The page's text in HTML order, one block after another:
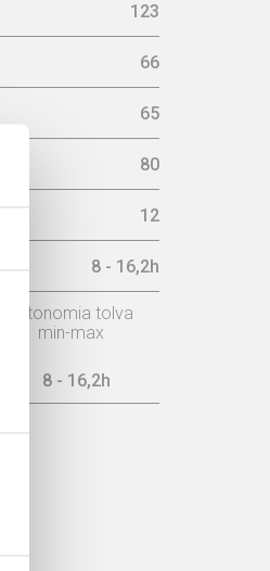
123
66
65
80
12
8 - 16,2h
autonomia tolva
min-max
8 - 16,2h